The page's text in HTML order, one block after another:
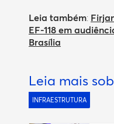
Leia também:
EF-118 em
Brasília
Leia mais
INFRAESTRUTURA